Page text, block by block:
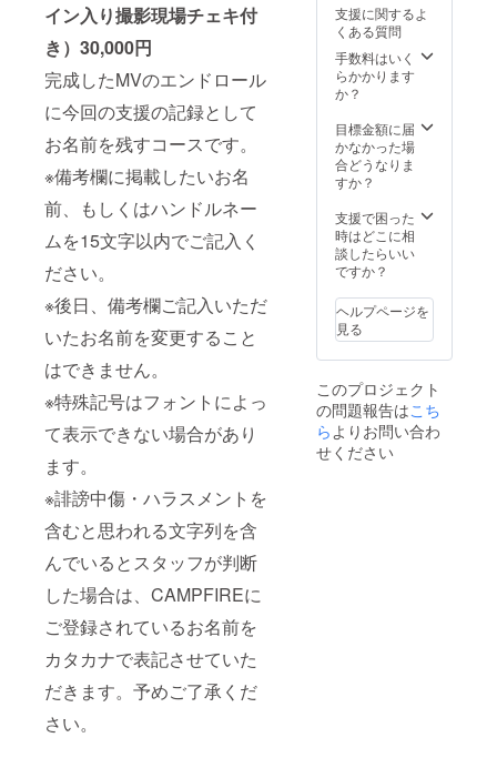
イン入り撮影現場チェキ付
き）30,000円
完成したMVのエンドロール
に今回の支援の記録として
お名前を残すコースです。
※備考欄に掲載したいお名
前、もしくはハンドルネー
ムを15文字以内でご記入く
ださい。
※後日、備考欄ご記入いただ
いたお名前を変更すること
はできません。
※特殊記号はフォントによっ
て表示できない場合があり
ます。
※誹謗中傷・ハラスメントを
含むと思われる文字列を含
んでいるとスタッフが判断
した場合は、CAMPFIREに
ご登録されているお名前を
カタカナで表記させていた
だきます。予めご了承くだ
さい。
真のも
のにな
りま
す。
支援に関するよ
くある質問
手数料はいく
らかかります
か？
目標金額に届
かなかった場
合どうなりま
すか？
支援で困った
時はどこに相
談したらいい
ですか？
ヘルプページを
見る
このプロジェクト
の問題報告はこち
らよりお問い合わ
せください